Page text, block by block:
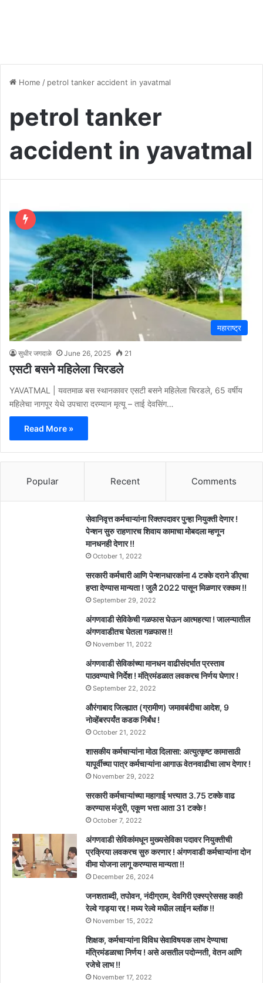
Home / petrol tanker accident in yavatmal
petrol tanker
accident in yavatmal
महाराष्ट्र
सुधीर जगदाळे June 26, 2025 21
एसटी बसने महिलेला चिरडले
YAVATMAL | यवतमाळ बस स्थानकावर एसटी बसने महिलेला चिरडले, 65 वर्षीय
महिलेचा नागपूर येथे उपचारा दरम्यान मृत्यू – ताई देवसिंग…
Read More »
Popular Recent Comments
सेवानिवृत्त कर्मचाऱ्यांना रिक्तपदावर पुन्हा नियुक्ती देणार !
पेन्शन सुरु राहणारच शिवाय कामाचा मोबदला म्हणून
मानधनही देणार !!
October 1, 2022
सरकारी कर्मचारी आणि पेन्शनधारकांना 4 टक्के दराने डीएचा
हप्ता देण्यास मान्यता ! जुलै 2022 पासून मिळणार रक्कम !!
September 29, 2022
अंगणवाडी सेविकेची गळफास घेऊन आत्महत्या ! जालन्यातील
अंगणवाडीतच घेतला गळफास !!
November 11, 2022
अंगणवाडी सेविकांच्या मानधन वाढीसंदर्भात प्रस्ताव
पाठवण्याचे निर्देश ! मंत्रिमंडळात लवकरच निर्णय घेणार !
September 22, 2022
औरंगाबाद जिल्ह्यात (ग्रामीण) जमावबंदीचा आदेश, 9
नोव्हेंबरपर्यंत कडक निर्बंध !
October 21, 2022
शासकीय कर्मचाऱ्यांना मोठा दिलासा: अत्युत्कृष्ट कामासाठी
यापूर्वीच्या पात्र कर्मचाऱ्यांना आगाऊ वेतनवाढीचा लाभ देणार !
November 29, 2022
सरकारी कर्मचाऱ्यांच्या महागाई भत्त्यात 3.75 टक्के वाढ
करण्यास मंजुरी, एकूण भत्ता आता 31 टक्के !
October 7, 2022
अंगणवाडी सेविकांमधून मुख्यसेविका पदावर नियुक्तीची
प्रक्रिया लवकरच सुरु करणार ! अंगणवाडी कर्मचाऱ्यांना दोन
वीमा योजना लागू करण्यास मान्यता !!
December 26, 2024
जनशताब्दी, तपोवन, नंदीग्राम, देवगिरी एक्स्प्रेससह काही
रेल्वे गाड्या रद्द ! मध्य रेल्वे मधील लाईन ब्लॉक !!
November 15, 2022
शिक्षक, कर्मचाऱ्यांना विविध सेवाविषयक लाभ देण्याचा
मंत्रिमंडळाचा निर्णय ! असे असतील पदोन्नती, वेतन आणि
रजेचे लाभ !!
November 17, 2022